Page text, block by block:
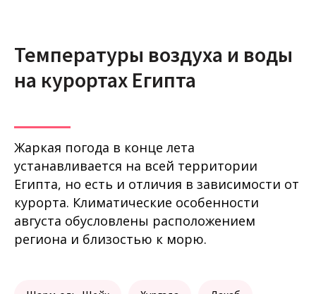
Температуры воздуха и воды
на курортах Египта
Жаркая погода в конце лета
устанавливается на всей территории
Египта, но есть и отличия в зависимости от
курорта. Климатические особенности
августа обусловлены расположением
региона и близостью к морю.